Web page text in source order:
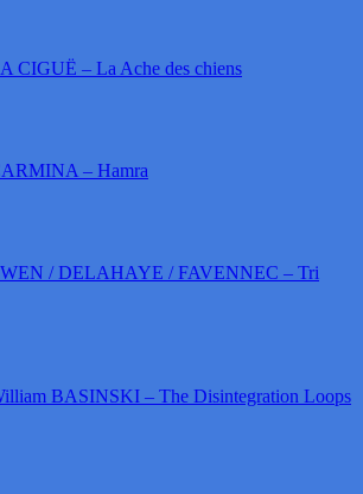
CIGUË – La Ache des chiens
– Hamra
/ DELAHAYE / FAVENNEC – Tri
BASINSKI – The Disintegration Loops